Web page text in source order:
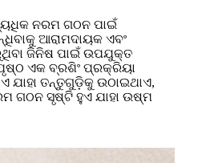
ନରମ ଗଠନ ପାଇଁ
ଆରାମଦାୟକ ଏବଂ
ଜିନିଷ ପାଇଁ ଉପଯୁକ୍ତ
ଏକ ବ୍ରଶିଂ ପ୍ରକ୍ରିୟା
ଯାହା ତନ୍ତୁଗୁଡ଼ିକୁ ଉଠାଇଥାଏ,
ଗଠନ ସୃଷ୍ଟି ହୁଏ ଯାହା ଉଷ୍ମ